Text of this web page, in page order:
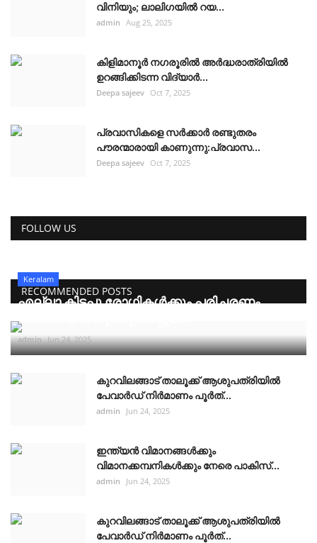
വിനിയും; ലാലിഗയില്‍ റയ...
admin Aug 25, 2025
കിളിമാനൂർ നഗരൂരിൽ അർദ്ധരാത്രിയിൽ
ഉറങ്ങിക്കിടന്ന വിദ്യാർ...
Deepa sajeev Oct 7, 2025
പ്രവാസികളെ സർക്കാർ രണ്ടുതരം
പൗരന്മാരായി കാണുന്നു:പ്രവാസ...
Deepa sajeev Oct 7, 2025
FOLLOW US
RECOMMENDED POSTS
Keralam
എല്ലാ കിടപ്പു രോഗികൾക്കും പരിചരണം
നിർണായക ചുവടുവെപ്പുമ...
admin Jun 24, 2025
കുറവിലങ്ങാട് താലൂക്ക് ആശുപത്രിയിൽ
പേവാർഡ് നിർമാണം പൂർത്...
admin Jun 24, 2025
ഇന്ത്യൻ വിമാനങ്ങൾക്കും
വിമാനക്കമ്പനികൾക്കും നേരെ പാകിസ്...
admin Jun 24, 2025
കുറവിലങ്ങാട് താലൂക്ക് ആശുപത്രിയിൽ
പേവാർഡ് നിർമാണം പൂർത്...